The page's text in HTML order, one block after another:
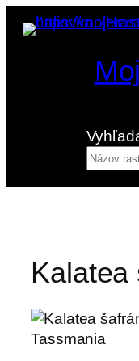
Prejsť
na
Kalatea